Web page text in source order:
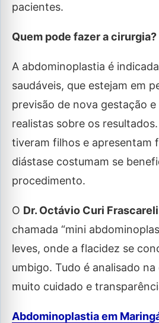
pacientes.
Quem pode fazer a cirurgia?
A abdominoplastia é
saudáveis, que estejam em
previsão de nova gestação
realistas sobre os
tiveram filhos e apresentam
diástase costumam se
procedimento.
O Dr. Octávio Curi Frascareli
chamada “mini
leves, onde a flacidez se
umbigo. Tudo é analisado
muito cuidado e
Abdominoplastia em